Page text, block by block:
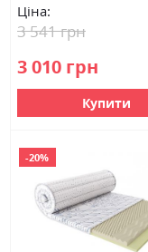
Ціна:
3 010 грн
3 541 грн
Купити
-20%